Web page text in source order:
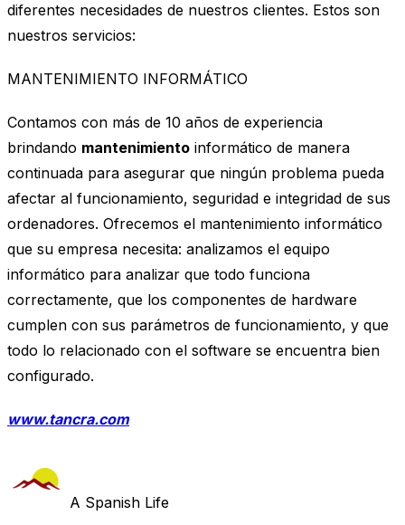
diferentes necesidades de nuestros clientes. Estos son
nuestros servicios:
MANTENIMIENTO INFORMÁTICO
Contamos con más de 10 años de experiencia
brindando mantenimiento informático de manera
continuada para asegurar que ningún problema pueda
afectar al funcionamiento, seguridad e integridad de sus
ordenadores. Ofrecemos el mantenimiento informático
que su empresa necesita: analizamos el equipo
informático para analizar que todo funciona
correctamente, que los componentes de hardware
cumplen con sus parámetros de funcionamiento, y que
todo lo relacionado con el software se encuentra bien
configurado.
www.tancra.com
A Spanish Life